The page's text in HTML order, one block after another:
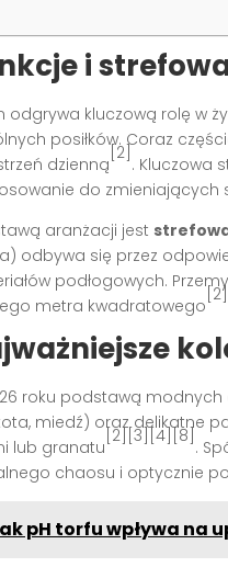
i
odgrywa kluczową rolę w
posiłków. Coraz
dzienną
[2]
. Kluczowa
do zmieniających
aranżacji jest
odbywa się przez
podłogowych.
metra kwadratowego
[2]
roku podstawą
miedź) oraz delikatne
lub granatu
[2][3][4][8]
.
chaosu i optycznie
pH torfu wpływa na